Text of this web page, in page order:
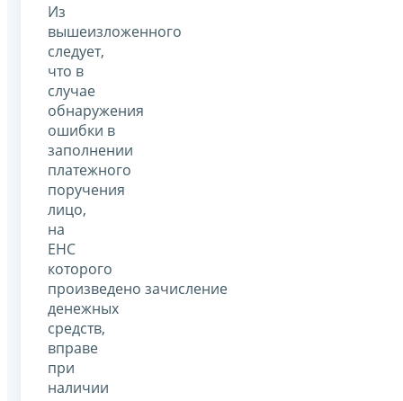
Из
вышеизложенного
следует,
что в
случае
обнаружения
ошибки в
заполнении
платежного
поручения
лицо,
на
ЕНС
которого
произведено зачисление
денежных
средств,
вправе
при
наличии